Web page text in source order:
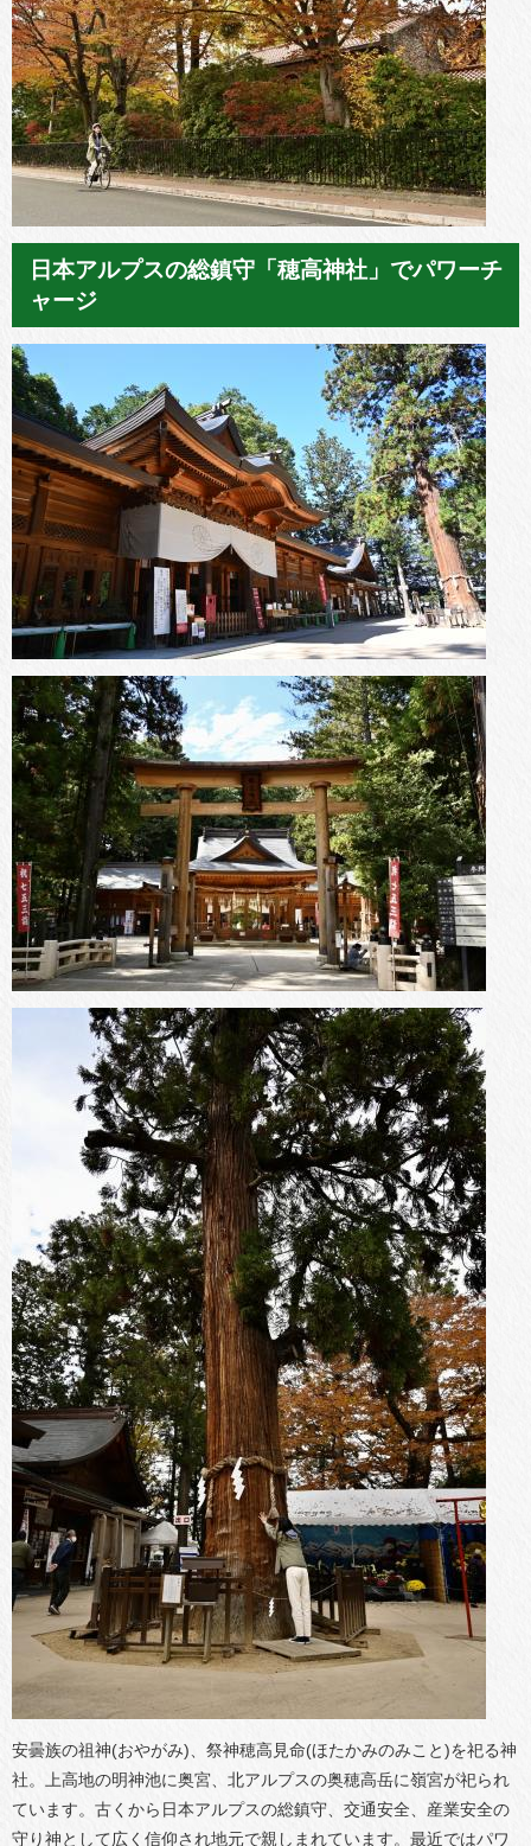
日本アルプスの総鎮守「穂高神社」でパワーチ
ャージ
安曇族の祖神(おやがみ)、祭神穂高見命(ほたかみのみこと)を祀る神
社。上高地の明神池に奥宮、北アルプスの奥穂高岳に嶺宮が祀られ
ています。古くから日本アルプスの総鎮守、交通安全、産業安全の
守り神として広く信仰され地元で親しまれています。最近ではパワ